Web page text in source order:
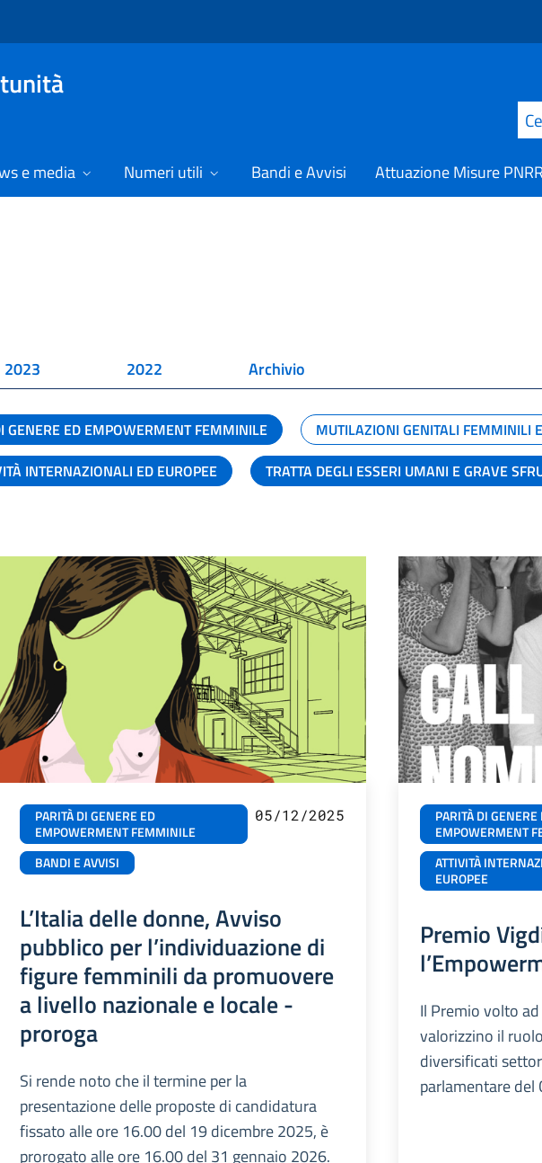
e media Numeri utili Bandi e Avvisi Attuazione Misure PNRR
2023 2022 Archivio
GENERE ED EMPOWERMENT FEMMINILE
MUTILAZIONI GENITALI FEMMINILI
INTERNAZIONALI ED EUROPEE
TRATTA DEGLI ESSERI UMANI E GRAVE
PARITÀ DI GENERE ED
EMPOWERMENT FEMMINILE
BANDI E AVVISI
05/12/2025
L’Italia delle donne, Avviso
pubblico per l’individuazione di
figure femminili da promuovere
a livello nazionale e locale -
proroga
Si rende noto che il termine per la
presentazione delle proposte di candidatura
fissato alle ore 16.00 del 19 dicembre 2025, è
prorogato alle ore 16.00 del 31 gennaio 2026.
PARITÀ DI GENERE
EMPOWERMENT
ATTIVITÀ
EUROPEE
Premio
Il Premio volto
valorizzino il
diversificati
parlamentare del